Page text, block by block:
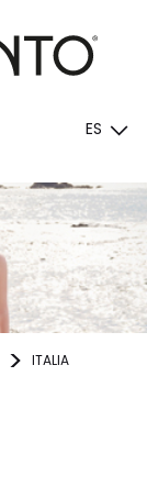
ES
ITALIA